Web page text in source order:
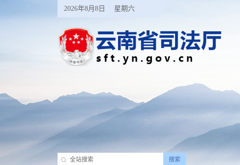
2026年8月8日 星期六